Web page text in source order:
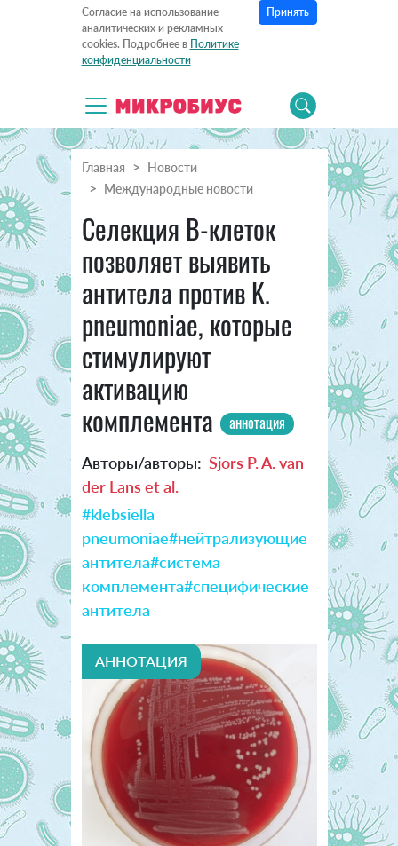
Согласие на использование
аналитических и рекламных
cookies. Подробнее в Политике
конфиденциальности
Принять
Главная
Новости
Международные новости
Cелекция В-клеток
позволяет выявить
антитела против K.
pneumoniae, которые
стимулируют
активацию
комплемента
аннотация
Авторы/авторы: Sjors P. A. van
der Lans et al.
#klebsiella
pneumoniae#нейтрализующие
антитела#система
комплемента#специфические
антитела
АННОТАЦИЯ